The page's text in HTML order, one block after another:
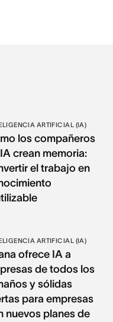
ARTIFICIAL (IA)
los compañeros
crean memoria:
el trabajo en
ARTIFICIAL (IA)
ofrece IA a
de todos los
y sólidas
para empresas
nuevos planes de